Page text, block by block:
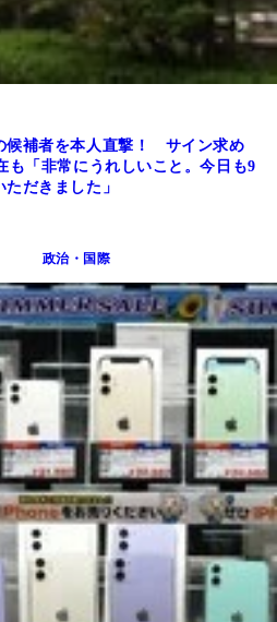
候補者を本人直撃！ サイン求め
「非常にうれしいこと。今日も9
だきました」
政治・国際